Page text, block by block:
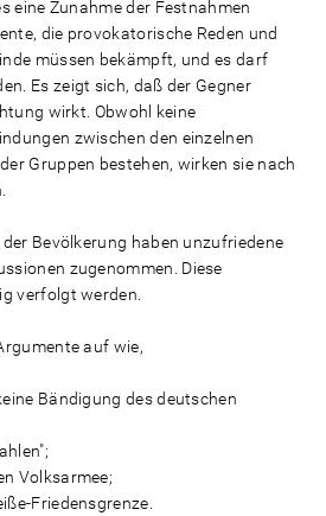
eine Zunahme der Festnahmen
die provokatorische Reden und
müssen bekämpft, und es darf
Es zeigt sich, daß der Gegner
wirkt. Obwohl keine
zwischen den einzelnen
Gruppen bestehen, wirken sie nach
Bevölkerung haben unzufriedene
zugenommen. Diese
verfolgt werden.
auf wie,
Bändigung des deutschen
Volksarmee;
Friedensgrenze.